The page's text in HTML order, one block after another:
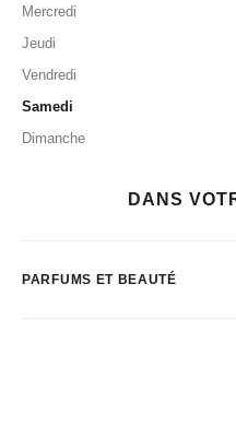
Mercredi
Jeudi
Vendredi
Samedi
Dimanche
DANS
PARFUMS ET BEAUTÉ